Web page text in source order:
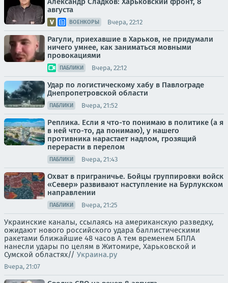
августа
ВОЕНКОРЫ Вчера, 22:12
Рагули, приехавшие в Харьков, не придумали
ничего умнее, как заниматься мовными
провокациями
ПАБЛИКИ Вчера, 22:12
Удар по логистическому хабу в Павлограде
Днепропетровской области
ПАБЛИКИ Вчера, 21:52
Реплика. Если я что-то понимаю в политике (а я
в ней что-то, да понимаю), у нашего
противника нарастает надлом, грозящий
перерасти в перелом
ПАБЛИКИ Вчера, 21:43
Охват в приграничье. Бойцы группировки войск
«Север» развивают наступление на Бурлукском
направлении
ПАБЛИКИ Вчера, 21:25
Украинские каналы, ссылаясь на американскую разведку,
ожидают нового российского удара баллистическими
ракетами ближайшие 48 часов А тем временем БПЛА
нанесли удары по целям в Житомире, Харьковской и
Сумской областях// Украина.ру
Вчера, 21:07